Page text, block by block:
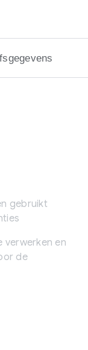
gebruikt
verwerken en
de